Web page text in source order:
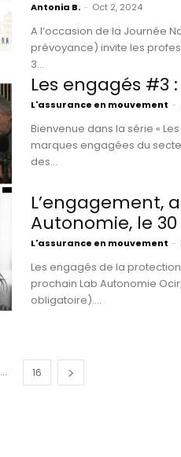
Antonia B. - Oct 2, 2024
A l’occasion de la Journée
prévoyance) invite les
3...
Les engagés #3
L'assurance en mouvement -
Bienvenue dans la série «
marques engagées du
des...
L’engagement,
Autonomie, le 30
L'assurance en mouvement -
Les engagés de la
prochain Lab Autonomie
obligatoire)....
... 16